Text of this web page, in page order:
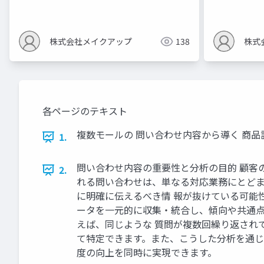
株式会社メイクアップ 138 株式
各ページのテキスト
1.
複数モールの 問い合わせ内容から導く 商品
2.
問い合わせ内容の重要性と分析の目的 顧
れる問い合わせは、単なる対応業務にとど
に明確に伝えるべき情 報が抜けている可
ータを一元的に収集・統合し、傾向や共通
えば、同じような 質問が複数回繰り返さ
て特定できます。また、こうした分析を通
度の向上を同時に実現できます。